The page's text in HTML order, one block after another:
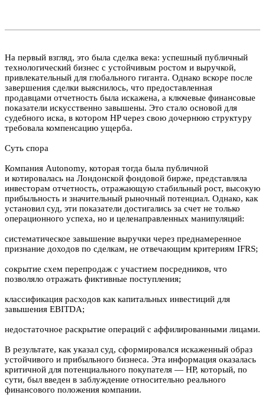
На первый взгляд, это была сделка века: успешный публичный
технологический бизнес с устойчивым ростом и выручкой,
привлекательный для глобального гиганта. Однако вскоре после
завершения сделки выяснилось, что предоставленная
продавцами отчетность была искажена, а ключевые финансовые
показатели искусственно завышены. Это стало основой для
судебного иска, в котором HP через свою дочернюю структуру
требовала компенсацию ущерба.
Суть спора
Компания Autonomy, которая тогда была публичной
и котировалась на Лондонской фондовой бирже, представляла
инвесторам отчетность, отражающую стабильный рост, высокую
прибыльность и значительный рыночный потенциал. Однако, как
установил суд, эти показатели достигались за счет не только
операционного успеха, но и целенаправленных манипуляций:
систематическое завышение выручки через преднамеренное
признание доходов по сделкам, не отвечающим критериям IFRS;
сокрытие схем перепродаж с участием посредников, что
позволяло отражать фиктивные поступления;
классификация расходов как капитальных инвестиций для
завышения EBITDA;
недостаточное раскрытие операций с аффилированными лицами.
В результате, как указал суд, сформировался искаженный образ
устойчивого и прибыльного бизнеса. Эта информация оказалась
критичной для потенциального покупателя — HP, который, по
сути, был введен в заблуждение относительно реального
финансового положения компании.